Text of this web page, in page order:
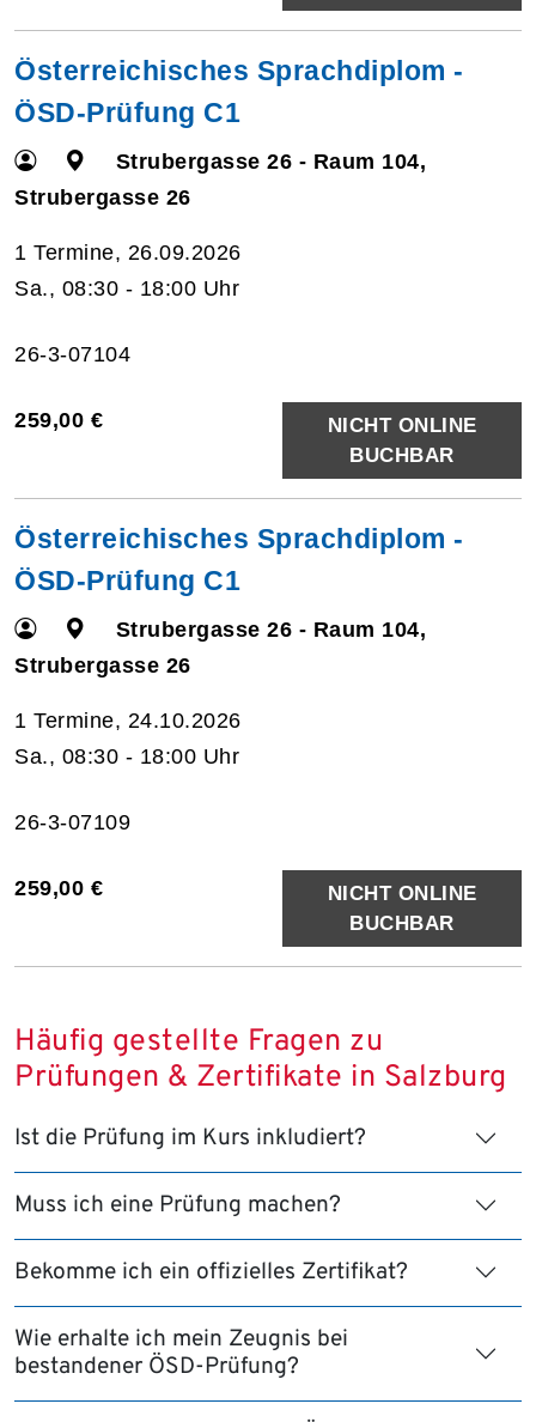
Österreichisches Sprachdiplom -
ÖSD-Prüfung C1
Strubergasse 26 - Raum 104,
Strubergasse 26
1 Termine, 26.09.2026
Sa., 08:30 - 18:00 Uhr
26-3-07104
259,00 €
NICHT ONLINE
BUCHBAR
Österreichisches Sprachdiplom -
ÖSD-Prüfung C1
Strubergasse 26 - Raum 104,
Strubergasse 26
1 Termine, 24.10.2026
Sa., 08:30 - 18:00 Uhr
26-3-07109
259,00 €
NICHT ONLINE
BUCHBAR
Häufig gestellte Fragen zu
Prüfungen & Zertifikate in Salzburg
Ist die Prüfung im Kurs inkludiert?
Muss ich eine Prüfung machen?
Bekomme ich ein offizielles Zertifikat?
Wie erhalte ich mein Zeugnis bei
bestandener ÖSD-Prüfung?